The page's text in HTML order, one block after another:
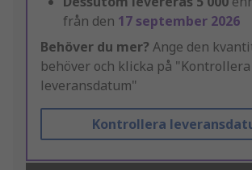
från den 17 september 2026
Behöver du mer? Ange den
behöver och klicka på "Kontrollera
leveransdatum"
Kontrollera